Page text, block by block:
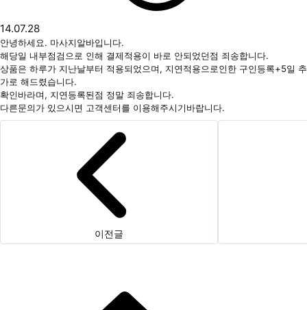
14.07.28
안녕하세요. 마사지알바입니다.
해당일 내부점검으로 인해 결제적용이 바로 안되었던점 죄송합니다.
상품은 하루가 지난날부터 적용되었으며, 지연적용으로인한 구인등록+5일 추
가로 해드렸습니다.
확인바라며, 지연등록된점 정말 죄송합니다.
다른문의가 있으시면 고객센터를 이용해주시기바랍니다.
이전글